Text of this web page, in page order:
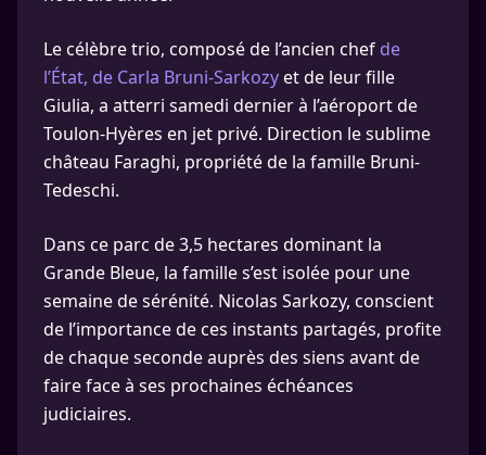
Le célèbre trio, composé de l’ancien chef de
l’État, de Carla Bruni-Sarkozy et de leur fille
Giulia, a atterri samedi dernier à l’aéroport de
Toulon-Hyères en jet privé. Direction le sublime
château Faraghi, propriété de la famille Bruni-
Tedeschi.
Dans ce parc de 3,5 hectares dominant la
Grande Bleue, la famille s’est isolée pour une
semaine de sérénité. Nicolas Sarkozy, conscient
de l’importance de ces instants partagés, profite
de chaque seconde auprès des siens avant de
faire face à ses prochaines échéances
judiciaires.